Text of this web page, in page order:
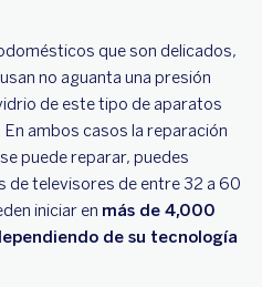
que son delicados,
no aguanta una presión
de este tipo de aparatos
ambos casos la reparación
puede reparar, puedes
de televisores de entre 32 a 60
iniciar en más de 4,000
de su tecnología